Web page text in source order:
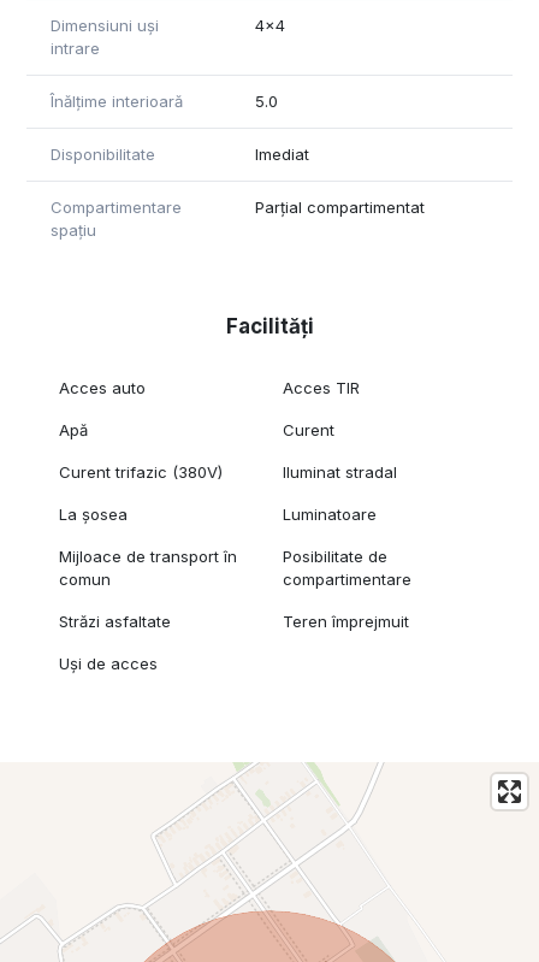
Dimensiuni uși
intrare
4x4
Înălțime interioară 5.0
Disponibilitate Imediat
Compartimentare
spațiu
Parțial compartimentat
Facilități
Acces auto Acces TIR
Apă Curent
Curent trifazic (380V) Iluminat stradal
La șosea Luminatoare
Mijloace de transport în
comun
Posibilitate de
compartimentare
Străzi asfaltate Teren împrejmuit
Uși de acces